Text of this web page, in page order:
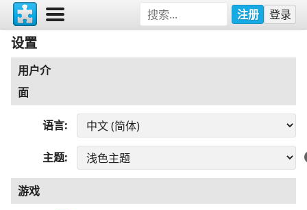
注册 登录
设置
用户介
面
语言
主题
游戏